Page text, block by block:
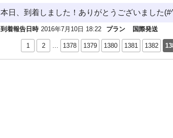
本日、到着しました！ありがとうございました
到着報告日時 2016年7月10日 18:22 プラン 国際発送
1 2 … 1378 1379 1380 1381 1382